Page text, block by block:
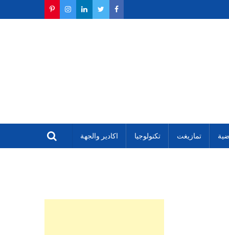
تمازيغت تكنولوجيا اكادير والجهة